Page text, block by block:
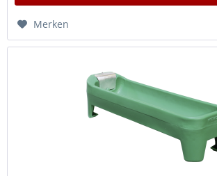
Merken